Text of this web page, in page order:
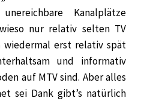
Kanalplätze
nur relativ selten TV
wiedermal erst relativ spät
und informativ
auf MTV sind. Aber alles
sei Dank gibt’s natürlich